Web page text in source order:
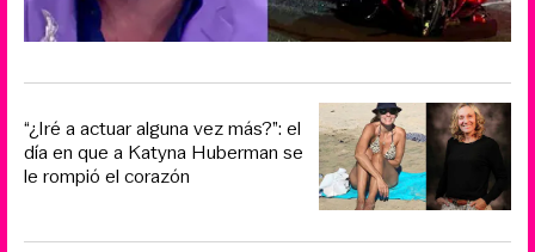
“¿Iré a actuar alguna vez más?”: el
día en que a Katyna Huberman se
le rompió el corazón